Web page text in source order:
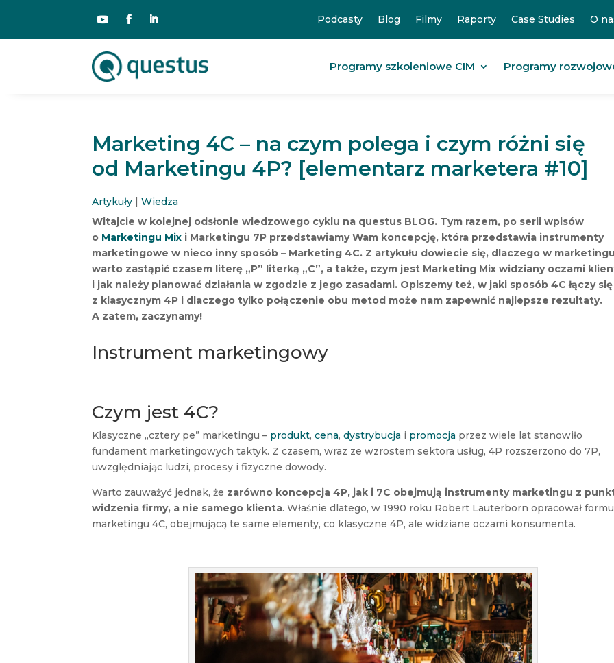
Podcasty Blog Filmy Raporty Case Studies O
Programy szkoleniowe CIM Programy
Marketing 4C – na czym polega i czym różni się
od Marketingu 4P? [elementarz marketera #10]
Artykuły |Wiedza
Witajcie w kolejnej odsłonie wiedzowego cyklu na questus BLOG. Tym razem, po serii wpisów
o Marketingu Mix i Marketingu 7P przedstawiamy Wam koncepcję, która przedstawia instrumenty
marketingowe w nieco inny sposób – Marketing 4C. Z artykułu dowiecie się, dlaczego w marketingu
warto zastąpić czasem literę „P” literką „C”, a także, czym jest Marketing Mix widziany oczami
i jak należy planować działania w zgodzie z jego zasadami. Opiszemy też, w jaki sposób 4C łączy się
z klasycznym 4P i dlaczego tylko połączenie obu metod może nam zapewnić najlepsze rezultaty.
A zatem, zaczynamy!
Instrument marketingowy
Czym jest 4C?
Klasyczne „cztery pe” marketingu – produkt,cena,dystrybucja i promocja przez wiele lat stanowiło
fundament marketingowych taktyk. Z czasem, wraz ze wzrostem sektora usług, 4P rozszerzono do 7P,
uwzględniając ludzi, procesy i fizyczne dowody.
Warto zauważyć jednak, że zarówno koncepcja 4P, jak i 7C obejmują instrumenty marketingu z
widzenia firmy, a nie samego klienta. Właśnie dlatego, w 1990 roku Robert Lauterborn opracował
marketingu 4C, obejmującą te same elementy, co klasyczne 4P, ale widziane oczami konsumenta.